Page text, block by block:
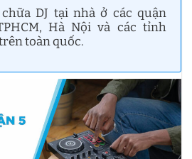
DJ tại nhà ở các quận
Hà Nội và các tỉnh
toàn quốc.